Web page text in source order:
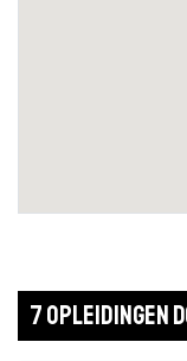
7 opleidingen